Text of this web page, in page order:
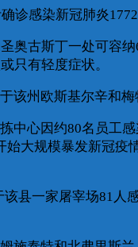
感染新冠肺炎
古斯丁一处可容
只有轻度症状。
州欧斯基尔辛和梅
心因约80名员工
大规模暴发新冠
一家屠宰场81人